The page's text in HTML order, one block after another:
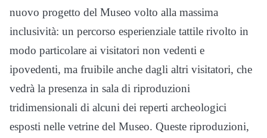
nuovo progetto del Museo volto alla massima
inclusività: un percorso esperienziale tattile rivolto in
modo particolare ai visitatori non vedenti e
ipovedenti, ma fruibile anche dagli altri visitatori, che
vedrà la presenza in sala di riproduzioni
tridimensionali di alcuni dei reperti archeologici
esposti nelle vetrine del Museo. Queste riproduzioni,